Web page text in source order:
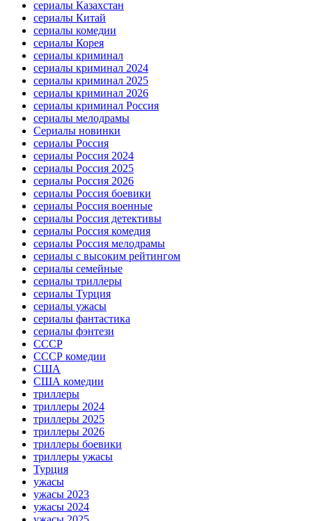
сериалы Казахстан
сериалы Китай
сериалы комедии
сериалы Корея
сериалы криминал
сериалы криминал 2024
сериалы криминал 2025
сериалы криминал 2026
сериалы криминал Россия
сериалы мелодрамы
Сериалы новинки
сериалы Россия
сериалы Россия 2024
сериалы Россия 2025
сериалы Россия 2026
сериалы Россия боевики
сериалы Россия военные
сериалы Россия детективы
сериалы Россия комедия
сериалы Россия мелодрамы
сериалы с высоким рейтингом
сериалы семейные
сериалы триллеры
сериалы Турция
сериалы ужасы
сериалы фантастика
сериалы фэнтези
СССР
СССР комедии
США
США комедии
триллеры
триллеры 2024
триллеры 2025
триллеры 2026
триллеры боевики
триллеры ужасы
Турция
ужасы
ужасы 2023
ужасы 2024